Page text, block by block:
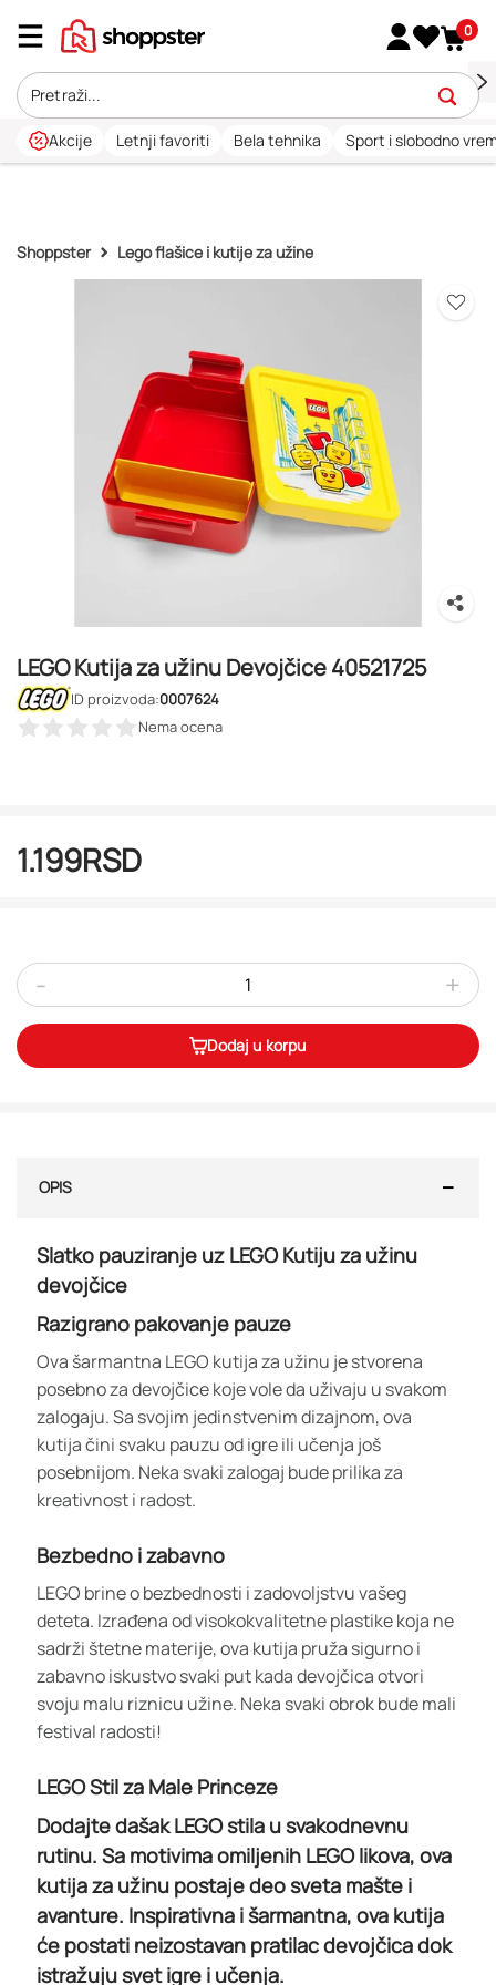
0
Akcije Letnji favoriti Bela tehnika Sport i slobodno
Shoppster Lego flašice i kutije za užine
LEGO Kutija za užinu Devojčice 40521725
ID proizvoda:0007624
Nema ocena
1.199RSD
- +
Dodaj u korpu
OPIS
Slatko pauziranje uz LEGO Kutiju za užinu
devojčice
Razigrano pakovanje pauze
Ova šarmantna LEGO kutija za užinu je stvorena
posebno za devojčice koje vole da uživaju u svakom
zalogaju. Sa svojim jedinstvenim dizajnom, ova
kutija čini svaku pauzu od igre ili učenja još
posebnijom. Neka svaki zalogaj bude prilika za
kreativnost i radost.
Bezbedno i zabavno
LEGO brine o bezbednosti i zadovoljstvu vašeg
deteta. Izrađena od visokokvalitetne plastike koja ne
sadrži štetne materije, ova kutija pruža sigurno i
zabavno iskustvo svaki put kada devojčica otvori
svoju malu riznicu užine. Neka svaki obrok bude mali
festival radosti!
LEGO Stil za Male Princeze
Dodajte dašak LEGO stila u svakodnevnu
rutinu. Sa motivima omiljenih LEGO likova, ova
kutija za užinu postaje deo sveta mašte i
avanture. Inspirativna i šarmantna, ova kutija
će postati neizostavan pratilac devojčica dok
istražuju svet igre i učenja.